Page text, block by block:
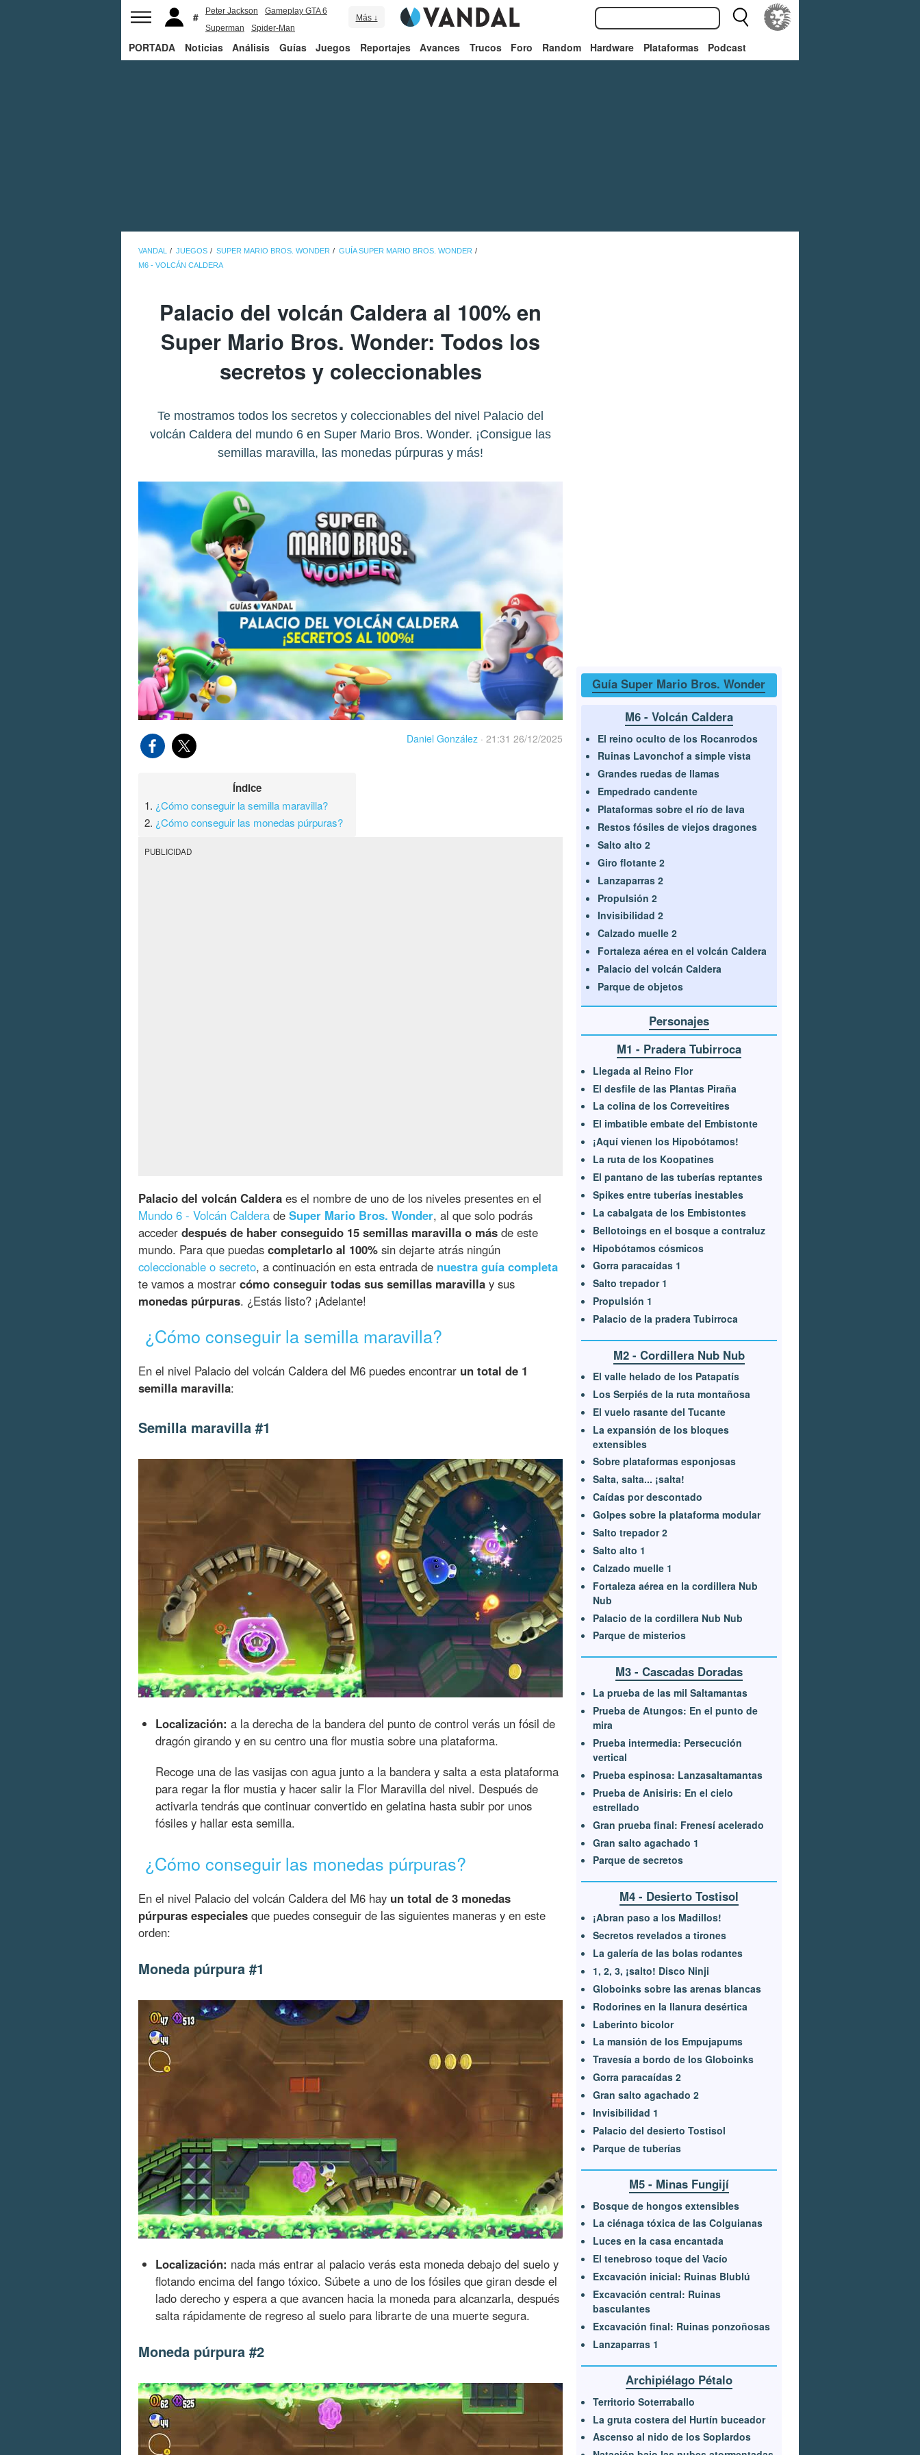
Peter Jackson
Gameplay GTA 6
Superman
Spider-Man
Más ↓
PORTADA Noticias Análisis Guías Juegos Reportajes Avances Trucos Foro Random Hardware Plataformas Podcast
VANDAL JUEGOS SUPER MARIO BROS. WONDER
GUÍA SUPER MARIO BROS. WONDER
M6 - VOLCÁN CALDERA
Palacio del volcán Caldera al 100% en
Super Mario Bros. Wonder: Todos los
secretos y coleccionables
Te mostramos todos los secretos y coleccionables del nivel Palacio del
volcán Caldera del mundo 6 en Super Mario Bros. Wonder. ¡Consigue las
semillas maravilla, las monedas púrpuras y más!
Daniel González · 21:31 26/12/2025
Índice
1. ¿Cómo conseguir la semilla maravilla?
2. ¿Cómo conseguir las monedas púrpuras?
PUBLICIDAD
Palacio del volcán Caldera es el nombre de uno de los niveles presentes en el
Mundo 6 - Volcán Caldera de Super Mario Bros. Wonder, al que solo podrás
acceder después de haber conseguido 15 semillas maravilla o más de este
mundo. Para que puedas completarlo al 100% sin dejarte atrás ningún
coleccionable o secreto, a continuación en esta entrada de nuestra guía completa
te vamos a mostrar cómo conseguir todas sus semillas maravilla y sus
monedas púrpuras. ¿Estás listo? ¡Adelante!
¿Cómo conseguir la semilla maravilla?
En el nivel Palacio del volcán Caldera del M6 puedes encontrar un total de 1
semilla maravilla:
Semilla maravilla #1
Localización: a la derecha de la bandera del punto de control verás un fósil de
dragón girando y en su centro una flor mustia sobre una plataforma.
Recoge una de las vasijas con agua junto a la bandera y salta a esta plataforma
para regar la flor mustia y hacer salir la Flor Maravilla del nivel. Después de
activarla tendrás que continuar convertido en gelatina hasta subir por unos
fósiles y hallar esta semilla.
¿Cómo conseguir las monedas púrpuras?
En el nivel Palacio del volcán Caldera del M6 hay un total de 3 monedas
púrpuras especiales que puedes conseguir de las siguientes maneras y en este
orden:
Moneda púrpura #1
Localización: nada más entrar al palacio verás esta moneda debajo del suelo y
flotando encima del fango tóxico. Súbete a uno de los fósiles que giran desde el
lado derecho y espera a que avancen hacia la moneda para alcanzarla, después
salta rápidamente de regreso al suelo para librarte de una muerte segura.
Moneda púrpura #2
Guía Super Mario Bros. Wonder
M6 - Volcán Caldera
El reino oculto de los Rocanrodos
Ruinas Lavonchof a simple vista
Grandes ruedas de llamas
Empedrado candente
Plataformas sobre el río de lava
Restos fósiles de viejos dragones
Salto alto 2
Giro flotante 2
Lanzaparras 2
Propulsión 2
Invisibilidad 2
Calzado muelle 2
Fortaleza aérea en el volcán Caldera
Palacio del volcán Caldera
Parque de objetos
Personajes
M1 - Pradera Tubirroca
Llegada al Reino Flor
El desfile de las Plantas Piraña
La colina de los Correveitires
El imbatible embate del Embistonte
¡Aquí vienen los Hipobótamos!
La ruta de los Koopatines
El pantano de las tuberías reptantes
Spikes entre tuberías inestables
La cabalgata de los Embistontes
Bellotoings en el bosque a contraluz
Hipobótamos cósmicos
Gorra paracaídas 1
Salto trepador 1
Propulsión 1
Palacio de la pradera Tubirroca
M2 - Cordillera Nub Nub
El valle helado de los Patapatís
Los Serpiés de la ruta montañosa
El vuelo rasante del Tucante
La expansión de los bloques
extensibles
Sobre plataformas esponjosas
Salta, salta... ¡salta!
Caídas por descontado
Golpes sobre la plataforma modular
Salto trepador 2
Salto alto 1
Calzado muelle 1
Fortaleza aérea en la cordillera Nub
Nub
Palacio de la cordillera Nub Nub
Parque de misterios
M3 - Cascadas Doradas
La prueba de las mil Saltamantas
Prueba de Atungos: En el punto de
mira
Prueba intermedia: Persecución
vertical
Prueba espinosa: Lanzasaltamantas
Prueba de Anisiris: En el cielo
estrellado
Gran prueba final: Frenesí acelerado
Gran salto agachado 1
Parque de secretos
M4 - Desierto Tostisol
¡Abran paso a los Madillos!
Secretos revelados a tirones
La galería de las bolas rodantes
1, 2, 3, ¡salto! Disco Ninji
Globoinks sobre las arenas blancas
Rodorines en la llanura desértica
Laberinto bicolor
La mansión de los Empujapums
Travesía a bordo de los Globoinks
Gorra paracaídas 2
Gran salto agachado 2
Invisibilidad 1
Palacio del desierto Tostisol
Parque de tuberías
M5 - Minas Fungijí
Bosque de hongos extensibles
La ciénaga tóxica de las Colguianas
Luces en la casa encantada
El tenebroso toque del Vacío
Excavación inicial: Ruinas Blublú
Excavación central: Ruinas
basculantes
Excavación final: Ruinas ponzoñosas
Lanzaparras 1
Archipiélago Pétalo
Territorio Soterraballo
La gruta costera del Hurtín buceador
Ascenso al nido de los Soplardos